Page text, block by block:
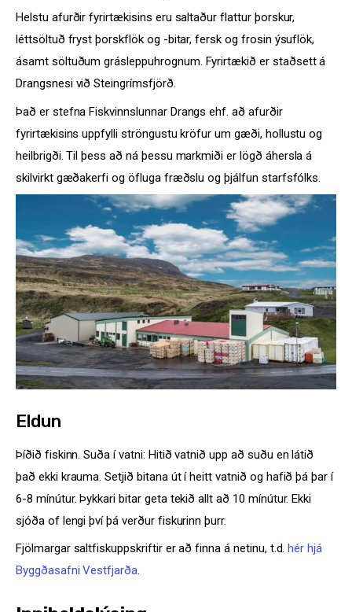
Helstu afurðir fyrirtækisins eru saltaður flattur þorskur,
léttsöltuð fryst þorskflök og -bitar, fersk og frosin ýsuflök,
ásamt söltuðum grásleppuhrognum. Fyrirtækið er staðsett á
Drangsnesi við Steingrímsfjörð.
Það er stefna Fiskvinnslunnar Drangs ehf. að afurðir
fyrirtækisins uppfylli ströngustu kröfur um gæði, hollustu og
heilbrigði. Til þess að ná þessu markmiði er lögð áhersla á
skilvirkt gæðakerfi og öfluga fræðslu og þjálfun starfsfólks.
Eldun
Þíðið fiskinn. Suða í vatni: Hitið vatnið upp að suðu en látið
það ekki krauma. Setjið bitana út í heitt vatnið og hafið þá þar í
6-8 mínútur. Þykkari bitar geta tekið allt að 10 mínútur. Ekki
sjóða of lengi því þá verður fiskurinn þurr.
Fjölmargar saltfiskuppskriftir er að finna á netinu, t.d.hér hjá
Byggðasafni Vestfjarða.